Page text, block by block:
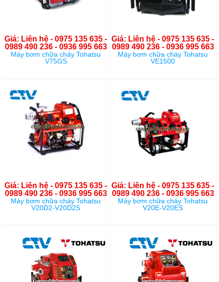
Giá: Liên hệ - 0975 135 635 -
0989 490 236 - 0936 995 663
Máy bơm chữa cháy Tohatsu
V75GS
Giá: Liên hệ - 0975 135 635 -
0989 490 236 - 0936 995 663
Máy bơm chữa cháy Tohatsu
VE1500
Giá: Liên hệ - 0975 135 635 -
0989 490 236 - 0936 995 663
Máy bơm chữa cháy Tohatsu
V20D2-V20D2S
Giá: Liên hệ - 0975 135 635 -
0989 490 236 - 0936 995 663
Máy bơm chữa cháy Tohatsu
V20E-V20ES